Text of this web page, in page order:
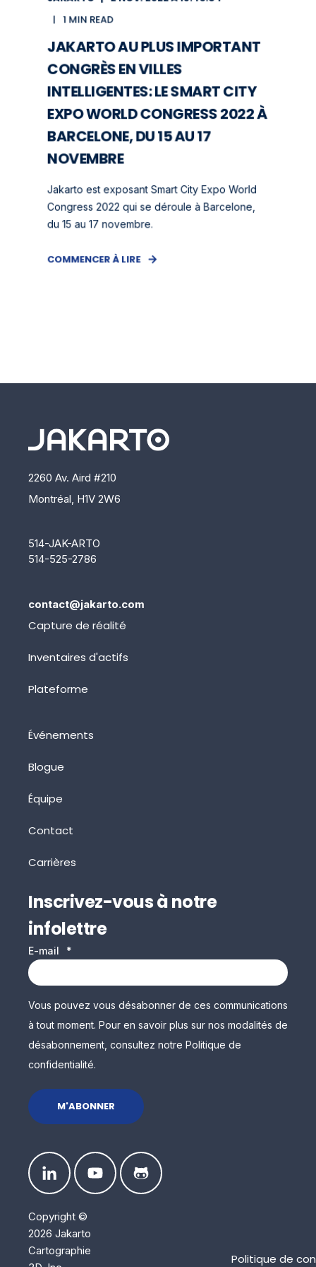
1 MIN READ
JAKARTO AU PLUS IMPORTANT
CONGRÈS EN VILLES
INTELLIGENTES: LE SMART CITY
EXPO WORLD CONGRESS 2022 À
BARCELONE, DU 15 AU 17
NOVEMBRE
Jakarto est exposant Smart City Expo World
Congress 2022 qui se déroule à Barcelone,
du 15 au 17 novembre.
COMMENCER À LIRE
2260 Av. Aird #210
Montréal, H1V 2W6
514-JAK-ARTO
514-525-2786
contact@jakarto.com
Capture de réalité
Inventaires d'actifs
Plateforme
Événements
Blogue
Équipe
Contact
Carrières
Inscrivez-vous à notre
infolettre
E-mail *
Vous pouvez vous désabonner de ces communications
à tout moment. Pour en savoir plus sur nos modalités de
désabonnement, consultez notre Politique de
confidentialité.
Copyright ©
2026 Jakarto
Cartographie
Politique de